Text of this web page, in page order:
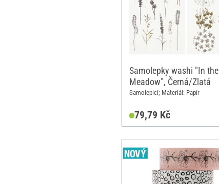
Samolepky washi "In the
Meadow", Černá/Zlatá
Samolepicí; Materiál: Papír
79,79 Kč